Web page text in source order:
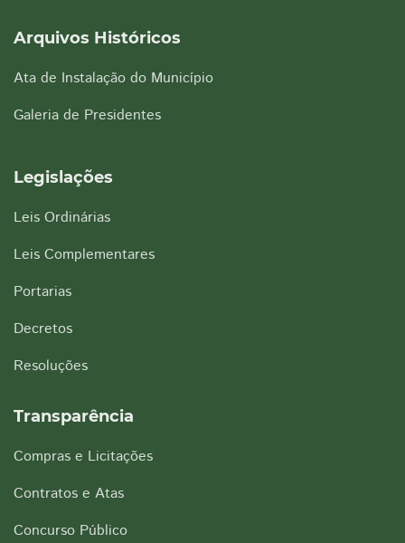
Arquivos Históricos
Ata de Instalação do Município
Galeria de Presidentes
Legislações
Leis Ordinárias
Leis Complementares
Portarias
Decretos
Resoluções
Transparência
Compras e Licitações
Contratos e Atas
Concurso Público